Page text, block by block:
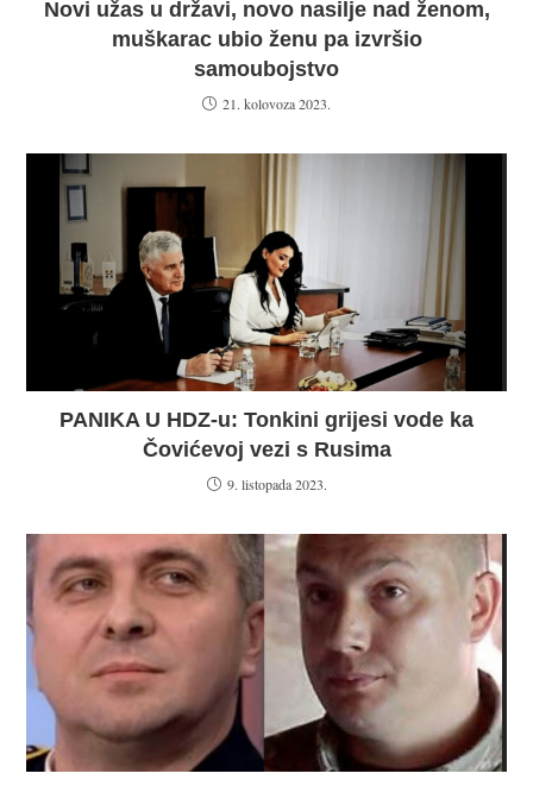
Novi užas u državi, novo nasilje nad ženom,
muškarac ubio ženu pa izvršio
samoubojstvo
21. kolovoza 2023.
PANIKA U HDZ-u: Tonkini grijesi vode ka
Čovićevoj vezi s Rusima
9. listopada 2023.